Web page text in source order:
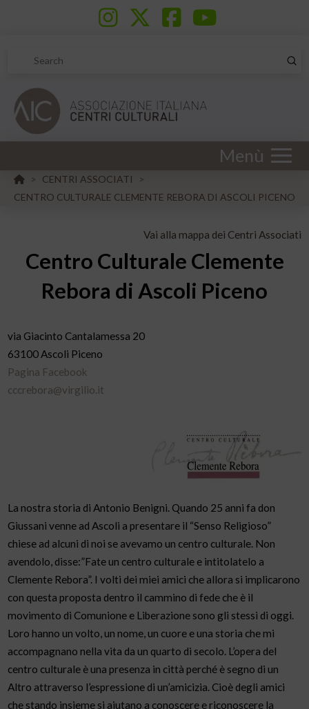
Search
Menù
HOME
> CENTRI ASSOCIATI
>
CENTRO CULTURALE CLEMENTE REBORA DI ASCOLI PICENO
Vai alla mappa dei Centri Associati
Centro Culturale Clemente
Rebora di Ascoli Piceno
via Giacinto Cantalamessa 20
63100 Ascoli Piceno
Pagina Facebook
cccrebora@virgilio.it
La nostra storia di Antonio Benigni. Quando 25 anni fa don
Giussani venne ad Ascoli a presentare il “Senso Religioso”
chiese ad alcuni di noi se avevamo un centro culturale. Non
avendolo, disse:”Fate un centro culturale e intitolatelo a
Clemente Rebora”. I volti dei miei amici che allora si implicarono
con questa proposta dentro il cammino di fede che è il
movimento di Comunione e Liberazione sono gli stessi di oggi.
Loro hanno un volto, un nome, un cuore e una storia che mi
accompagnano nella vita da un quarto di secolo. L’opera del
centro culturale è una presenza in città perché è segno di un
Altro attraverso l’espressione di un’amicizia. Cioè degli amici
che stando insieme si aiutano a conoscere e riconoscere la